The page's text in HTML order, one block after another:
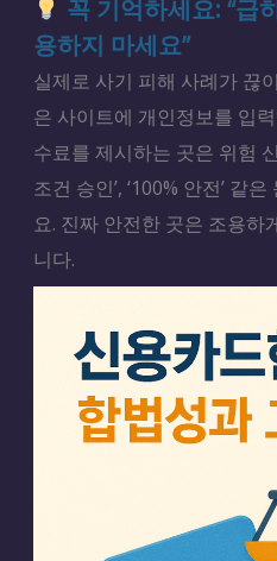
꼭 기억하세요: “급
용하지 마세요”
실제로 사기 피해 사례가 끊
은 사이트에 개인정보를 입
수료를 제시하는 곳은 위험
조건 승인’, ‘100% 안전’ 같
요. 진짜 안전한 곳은 조용하
니다.